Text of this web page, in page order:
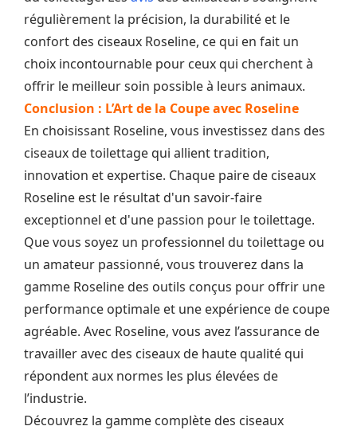
régulièrement la précision, la durabilité et le
confort des ciseaux Roseline, ce qui en fait un
choix incontournable pour ceux qui cherchent à
offrir le meilleur soin possible à leurs animaux.
Conclusion : L’Art de la Coupe avec Roseline
En choisissant Roseline, vous investissez dans des
ciseaux de toilettage qui allient tradition,
innovation et expertise. Chaque paire de ciseaux
Roseline est le résultat d'un savoir-faire
exceptionnel et d'une passion pour le toilettage.
Que vous soyez un professionnel du toilettage ou
un amateur passionné, vous trouverez dans la
gamme Roseline des outils conçus pour offrir une
performance optimale et une expérience de coupe
agréable. Avec Roseline, vous avez l’assurance de
travailler avec des ciseaux de haute qualité qui
répondent aux normes les plus élevées de
l’industrie.
Découvrez la gamme complète des ciseaux